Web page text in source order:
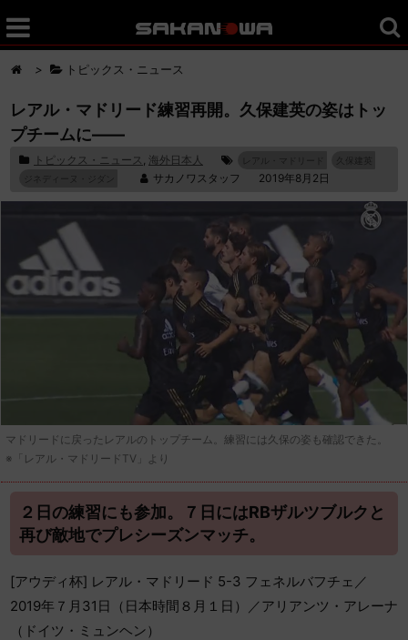
> トピックス・ニュース
レアル・マドリード練習再開。久保建英の姿はトッ
プチームに――
トピックス・ニュース , 海外日本人
久保建英
ジネディーヌ・ジダン
サカノワスタッフ 2019年8月2日
マドリードに戻ったレアルのトップチーム。練習には久保の姿も確認できた。
※「レアル・マドリードTV」より
２日の練習にも参加。７日にはRBザルツブルクと
再び敵地でプレシーズンマッチ。
[アウディ杯] レアル・マドリード 5-3 フェネルバフチェ／
2019年７月31日（日本時間８月１日）／アリアンツ・アレーナ
（ドイツ・ミュンヘン）